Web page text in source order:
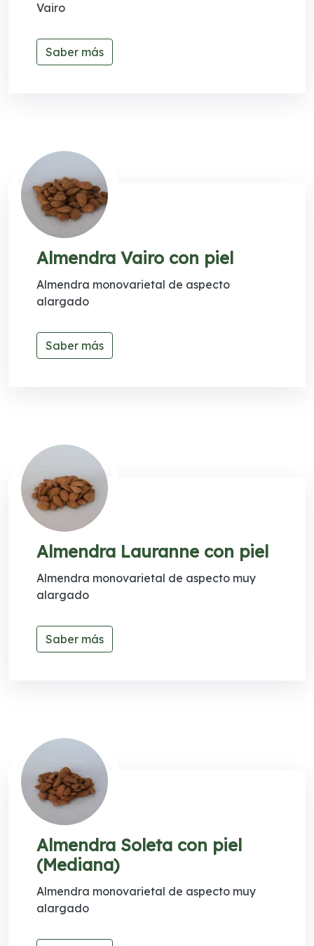
Vairo
Saber más
Almendra Vairo con piel
Almendra monovarietal de aspecto
alargado
Saber más
Almendra Lauranne con piel
Almendra monovarietal de aspecto muy
alargado
Saber más
Almendra Soleta con piel
(Mediana)
Almendra monovarietal de aspecto muy
alargado